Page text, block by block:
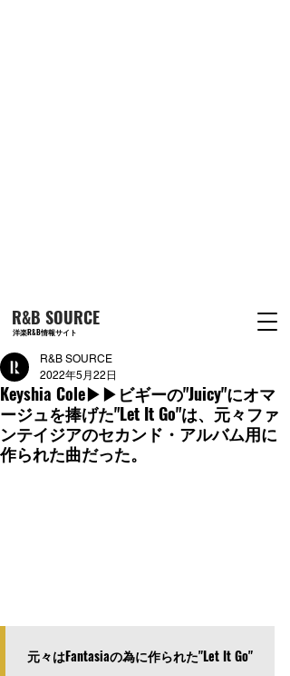
R&B SOURCE
洋楽R&B情報サイト
Keyshia Cole▶︎▶︎ビギーの"Juicy"にオマ
ージュを捧げた"Let It Go"は、元々ファ
ンテイジアのセカンド・アルバム用に
作られた曲だった。
R&B SOURCE
2022年5月22日
元々はFantasiaの為に作られた"Let It Go"